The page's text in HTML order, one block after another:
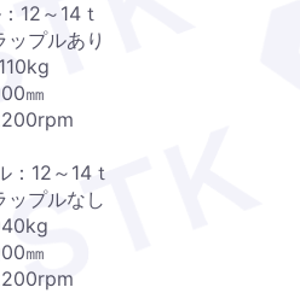
12～14ｔ
ルあり
㎜
12～14ｔ
ルなし
㎜